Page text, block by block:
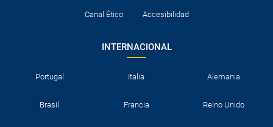
Canal Ético Accesibilidad
INTERNACIONAL
Portugal Italia Alemania
Brasil Francia Reino Unido